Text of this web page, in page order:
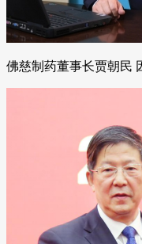
佛慈制药董事长贾朝民